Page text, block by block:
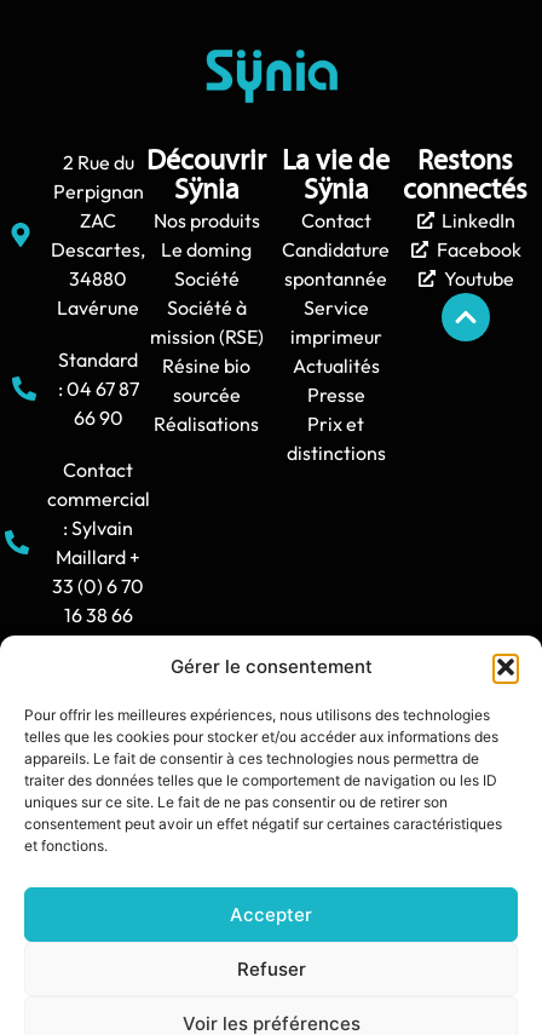
Gérer le consentement
Pour offrir les meilleures expériences, nous utilisons des technologies
telles que les cookies pour stocker et/ou accéder aux informations des
appareils. Le fait de consentir à ces technologies nous permettra de
traiter des données telles que le comportement de navigation ou les ID
uniques sur ce site. Le fait de ne pas consentir ou de retirer son
consentement peut avoir un effet négatif sur certaines caractéristiques
et fonctions.
Accepter
Refuser
Voir les préférences
2 Rue du
Perpignan
ZAC
Descartes,
34880
Lavérune
Standard
: 04 67 87
66 90
Contact
commercial
: Sylvain
Maillard +
33 (0) 6 70
16 38 66
: 8h30-12h
/ 14h -
17h30
contact@synia.fr
Découvrir
Sÿnia
Nos produits
Le doming
Société
Société à
mission (RSE)
Résine bio
sourcée
Réalisations
La vie de
Sÿnia
Contact
Candidature
spontannée
Service
imprimeur
Actualités
Presse
Prix et
distinctions
Restons
connectés
LinkedIn
Facebook
Youtube
POLITIQUE DE CONFIDENTIALITÉ
SITE CRÉÉ PAR :DIXIT L’AGENCE